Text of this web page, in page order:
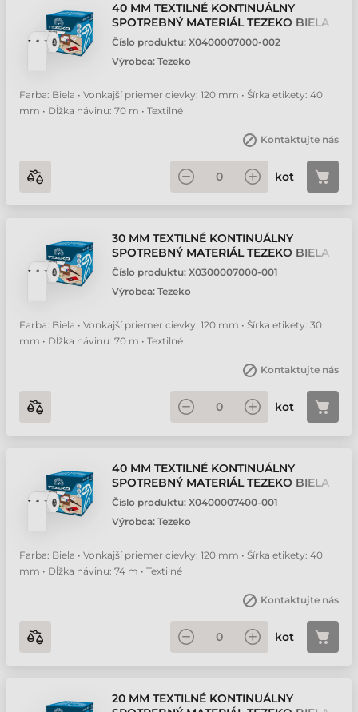
40 MM TEXTILNÉ KONTINUÁLNY
SPOTREBNÝ MATERIÁL TEZEKO BIELA
70 M
Číslo produktu: X0400007000-002
Výrobca: Tezeko
Farba: Biela • Vonkajší priemer cievky: 120 mm • Šírka etikety: 40
mm • Dĺžka návinu: 70 m • Textilné
Kontaktujte nás
kot
30 MM TEXTILNÉ KONTINUÁLNY
SPOTREBNÝ MATERIÁL TEZEKO BIELA
70 M
Číslo produktu: X0300007000-001
Výrobca: Tezeko
Farba: Biela • Vonkajší priemer cievky: 120 mm • Šírka etikety: 30
mm • Dĺžka návinu: 70 m • Textilné
Kontaktujte nás
kot
40 MM TEXTILNÉ KONTINUÁLNY
SPOTREBNÝ MATERIÁL TEZEKO BIELA
74 M
Číslo produktu: X0400007400-001
Výrobca: Tezeko
Farba: Biela • Vonkajší priemer cievky: 120 mm • Šírka etikety: 40
mm • Dĺžka návinu: 74 m • Textilné
Kontaktujte nás
kot
20 MM TEXTILNÉ KONTINUÁLNY